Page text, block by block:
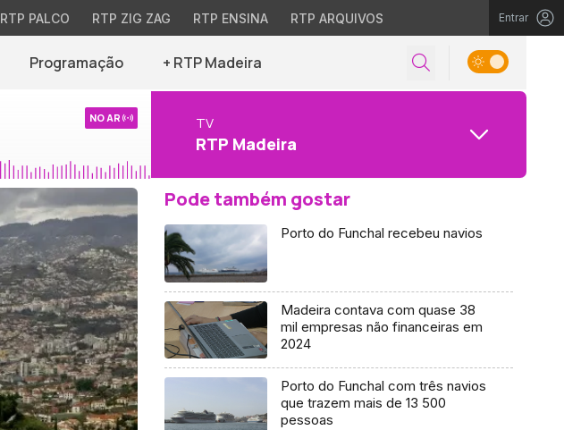
RTP PALCO RTP ZIG ZAG RTP ENSINA RTP ARQUIVOS Entrar
Programação + RTP Madeira
NO AR TV
RTP Madeira
Pode também gostar
Porto do Funchal recebeu navios
Madeira contava com quase 38
mil empresas não financeiras em
2024
Porto do Funchal com três navios
que trazem mais de 13 500
pessoas